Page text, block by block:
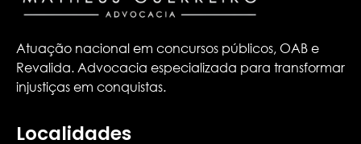
Atuação nacional em concursos públicos, OAB e
Revalida. Advocacia especializada para transformar
injustiças em conquistas.
Localidades